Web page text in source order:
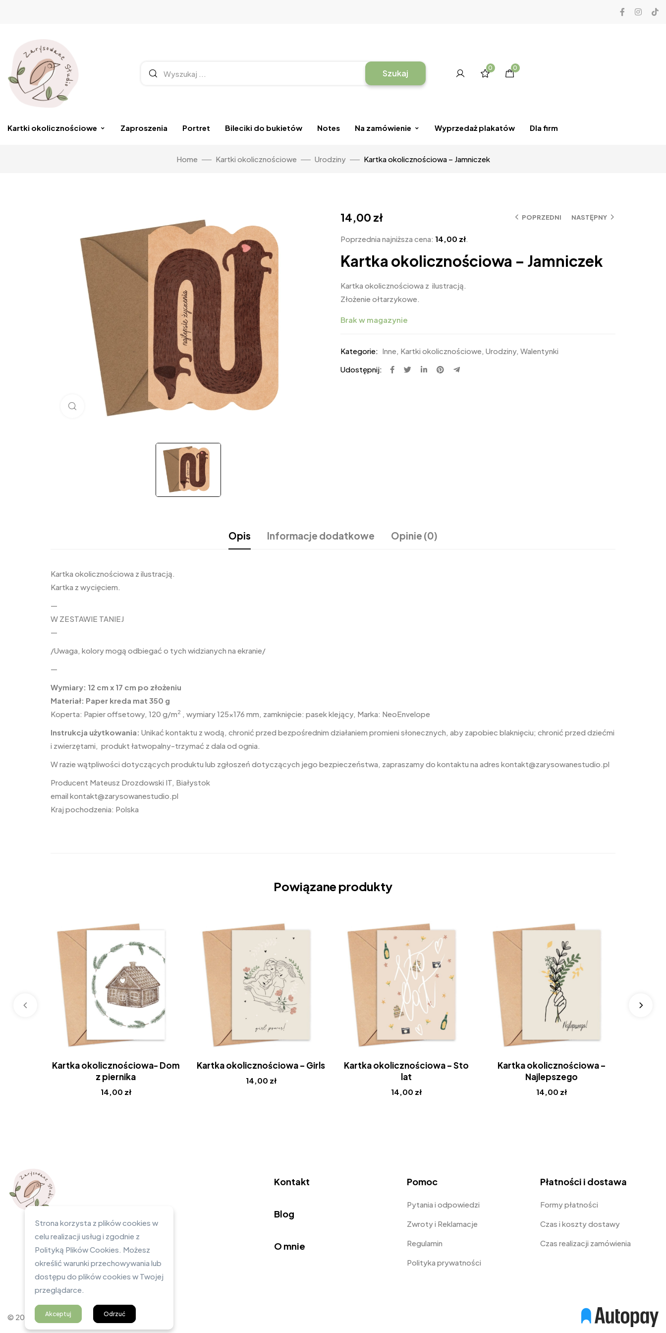
Szukaj
0 0
Kartki okolicznościowe Zaproszenia Portret Bileciki do bukietów Notes Na zamówienie Wyprzedaż plakatów Dla firm
Home Kartki okolicznościowe Urodziny Kartka okolicznościowa – Jamniczek
Click to enlarge
POPRZEDNI NASTĘPNY
14,00 zł
Poprzednia najniższa cena: 14,00 zł.
Kartka okolicznościowa – Jamniczek
Kartka okolicznościowa z ilustracją.
Złożenie ołtarzykowe.
Brak w magazynie
Kategorie: Inne, Kartki okolicznościowe, Urodziny, Walentynki
Udostępnij:
Opis Informacje dodatkowe Opinie (0)
Kartka okolicznościowa z ilustracją.
Kartka z wycięciem.
—
W ZESTAWIE TANIEJ
—
/Uwaga, kolory mogą odbiegać o tych widzianych na ekranie/
—
Wymiary: 12 cm x 17 cm po złożeniu
Materiał: Paper kreda mat 350 g
Koperta: Papier offsetowy, 120 g/m2
, wymiary 125×176 mm, zamknięcie: pasek klejący, Marka: NeoEnvelope
Instrukcja użytkowania: Unikać kontaktu z wodą, chronić przed bezpośrednim działaniem promieni słonecznych, aby zapobiec blaknięciu; chronić przed dziećmi
i zwierzętami, produkt łatwopalny-trzymać z dala od ognia.
W razie wątpliwości dotyczących produktu lub zgłoszeń dotyczących jego bezpieczeństwa, zapraszamy do kontaktu na adres kontakt@zarysowanestudio.pl
Producent Mateusz Drozdowski IT, Białystok
email kontakt@zarysowanestudio.pl
Kraj pochodzenia: Polska
Powiązane produkty
Kartka okolicznościowa- Dom
z piernika
14,00 zł
Kartka okolicznościowa – Girls
14,00 zł
Kartka okolicznościowa – Sto
lat
14,00 zł
Kartka okolicznościowa –
Najlepszego
14,00 zł
Kontakt
Blog
O mnie
Pomoc
Pytania i odpowiedzi
Zwroty i Reklamacje
Regulamin
Polityka prywatności
Płatności i dostawa
Formy płatności
Czas i koszty dostawy
Czas realizacji zamówienia
© 2023 Zarysowane Studio
Strona korzysta z plików cookies w
celu realizacji usług i zgodnie z
Polityką Plików Cookies. Możesz
określić warunki przechowywania lub
dostępu do plików cookies w Twojej
przeglądarce.
Akceptuj Odrzuć